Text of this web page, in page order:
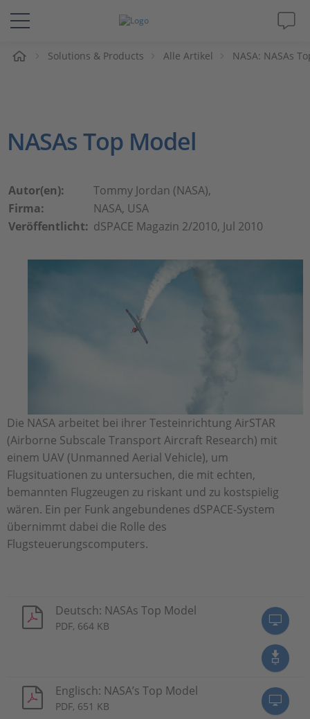
Lösungen & Produkte
Videos
Magazin
Unternehmen
Karriere
Solutions & Products Alle Artikel NASA: NASAs
NASAs Top Model
Autor(en):
Tommy Jordan (NASA),
Firma:
NASA, USA
Veröffentlicht: dSPACE Magazin 2/2010, Jul 2010
Die NASA arbeitet bei ihrer Testeinrichtung AirSTAR
(Airborne Subscale Transport Aircraft Research) mit
einem UAV (Unmanned Aerial Vehicle), um
Flugsituationen zu untersuchen, die mit echten,
bemannten Flugzeugen zu riskant und zu kostspielig
wären. Ein per Funk angebundenes dSPACE-System
übernimmt dabei die Rolle des
Flugsteuerungscomputers.
Deutsch: NASAs Top Model
PDF, 664 KB
Englisch: NASA’s Top Model
PDF, 651 KB